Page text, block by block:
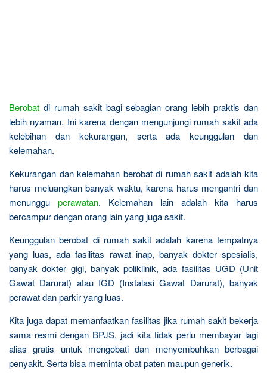
Berobat di rumah sakit bagi sebagian orang lebih praktis dan
lebih nyaman. Ini karena dengan mengunjungi rumah sakit ada
kelebihan dan kekurangan, serta ada keunggulan dan
kelemahan.
Kekurangan dan kelemahan berobat di rumah sakit adalah kita
harus meluangkan banyak waktu, karena harus mengantri dan
menunggu perawatan. Kelemahan lain adalah kita harus
bercampur dengan orang lain yang juga sakit.
Keunggulan berobat di rumah sakit adalah karena tempatnya
yang luas, ada fasilitas rawat inap, banyak dokter spesialis,
banyak dokter gigi, banyak poliklinik, ada fasilitas UGD (Unit
Gawat Darurat) atau IGD (Instalasi Gawat Darurat), banyak
perawat dan parkir yang luas.
Kita juga dapat memanfaatkan fasilitas jika rumah sakit bekerja
sama resmi dengan BPJS, jadi kita tidak perlu membayar lagi
alias gratis untuk mengobati dan menyembuhkan berbagai
penyakit. Serta bisa meminta obat paten maupun generik.